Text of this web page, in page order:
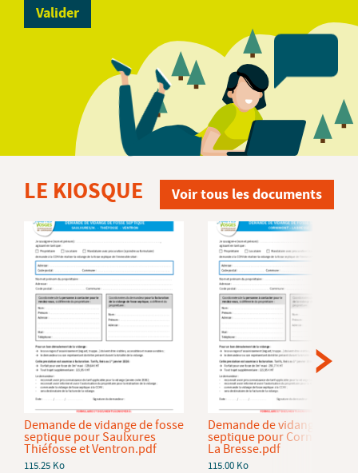
LE KIOSQUE Voir tous les documents
Demande de vidange de fosse
septique pour Saulxures
Thiéfosse et Ventron.pdf
115.25 Ko
Demande de vidange de
septique pour Cornimont et
La Bresse.pdf
115.00 Ko